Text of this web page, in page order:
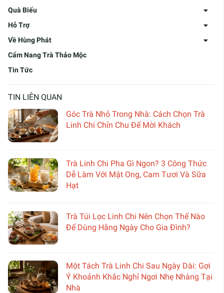
Quà Biếu
Hỗ Trợ
Về Hùng Phát
Cẩm Nang Trà Thảo Mộc
Tin Tức
TIN LIÊN QUAN
Góc Trà Nhỏ Trong Nhà: Cách Chọn Trà
Linh Chi Chỉn Chu Để Mời Khách
Trà Linh Chi Pha Gì Ngon? 3 Công Thức
Dễ Làm Với Mật Ong, Cam Tươi Và Sữa
Hạt
Trà Túi Lọc Linh Chi Nên Chọn Thế Nào
Để Dùng Hằng Ngày Cho Gia Đình?
Một Tách Trà Linh Chi Sau Ngày Dài: Gợi
Ý Khoảnh Khắc Nghỉ Ngơi Nhẹ Nhàng Tại
Nhà